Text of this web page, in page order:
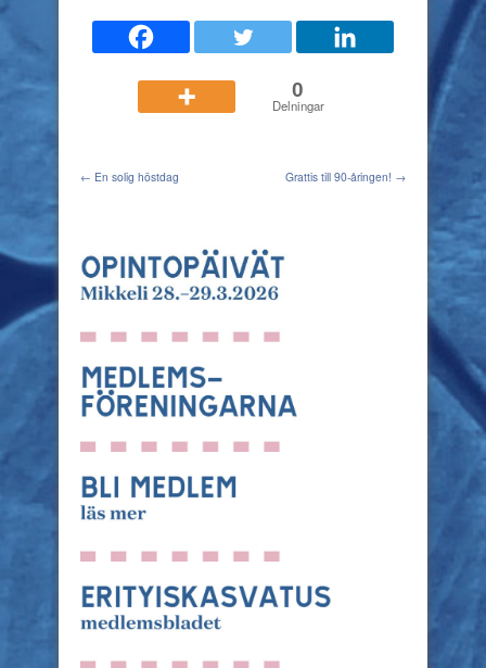
0
Delningar
← En solig höstdag Grattis till 90­-åringen! →